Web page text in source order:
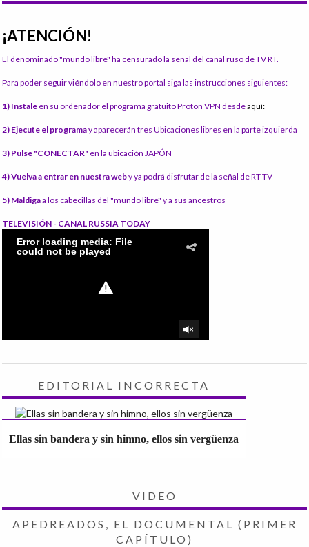
¡ATENCIÓN!
El denominado "mundo libre" ha censurado la señal del canal ruso de TV RT.
Para poder seguir viéndolo en nuestro portal siga las instrucciones siguientes:
1) Instale en su ordenador el programa gratuito Proton VPN desdeaquí:
2) Ejecute el programay aparecerán tres Ubicaciones libres en la parte izquierda
3) Pulse "CONECTAR" en la ubicación JAPÓN
4) Vuelva a entrar en nuestra weby ya podrá disfrutar de la señal de RT TV
5) Maldigaa los cabecillas del "mundo libre" y a sus ancestros
TELEVISIÓN - CANAL RUSSIA TODAY
EDITORIAL INCORRECTA
Ellas sin bandera y sin himno, ellos sin vergüenza
VIDEO
APEDREADOS, EL DOCUMENTAL (PRIMER
CAPÍTULO)